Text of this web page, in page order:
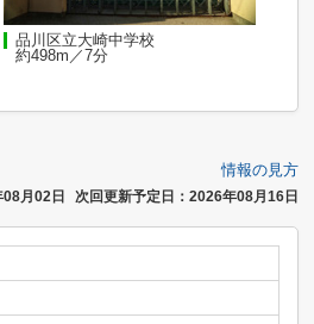
品川区立大崎中学校
約498m／7分
情報の見方
月02日 次回更新予定日：2026年08月16日